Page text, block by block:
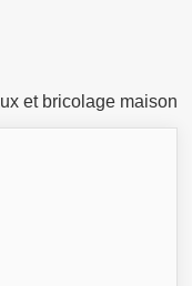
et bricolage maison